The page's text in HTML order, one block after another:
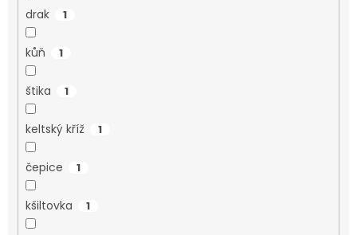
drak 1
kůň 1
štika 1
keltský kříž 1
čepice 1
kšiltovka 1